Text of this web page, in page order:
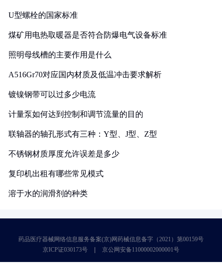
U型螺栓的国家标准
煤矿用电热取暖器是否符合防爆电气设备标准
照明母线槽的主要作用是什么
A516Gr70对应国内材质及低温冲击要求解析
镀镍钢带可以过多少电流
计量泵如何达到控制和调节流量的目的
联轴器的轴孔形式有三种：Y型、J型、Z型
不锈钢材质厚度允许误差是多少
复印机出租有哪些常见模式
溶于水的润滑剂的种类
药品医疗器械网络信息服务备案(京)网药械信息备字（2021）第00159号
京ICP证030173号
京公网安备11000002000001号